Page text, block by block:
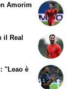
Amorim
il Real
"Leao è